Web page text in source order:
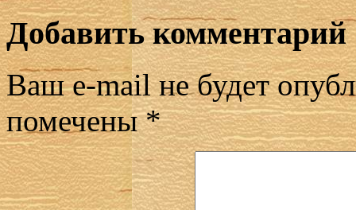
Добавить комментарий
Ваш e-mail не будет
помечены*